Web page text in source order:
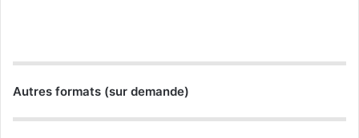
Autres formats (sur demande)